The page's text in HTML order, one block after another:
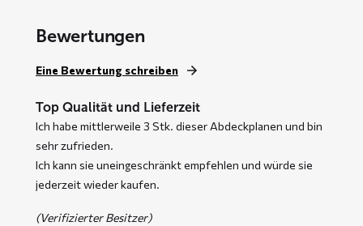
€ 109,95
Bewertungen
Eine Bewertung schreiben
Top Qualität und Lieferzeit
Ich habe mittlerweile 3 Stk. dieser Abdeckplanen und bin
sehr zufrieden.
Ich kann sie uneingeschränkt empfehlen und würde sie
jederzeit wieder kaufen.
(Verifizierter Besitzer)